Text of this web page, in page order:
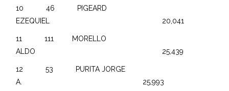
10 46 PIGEARD
EZEQUIEL 20,041
11 111 MORELLO
ALDO 25,439
12 53 PURITA JORGE
A. 25,993